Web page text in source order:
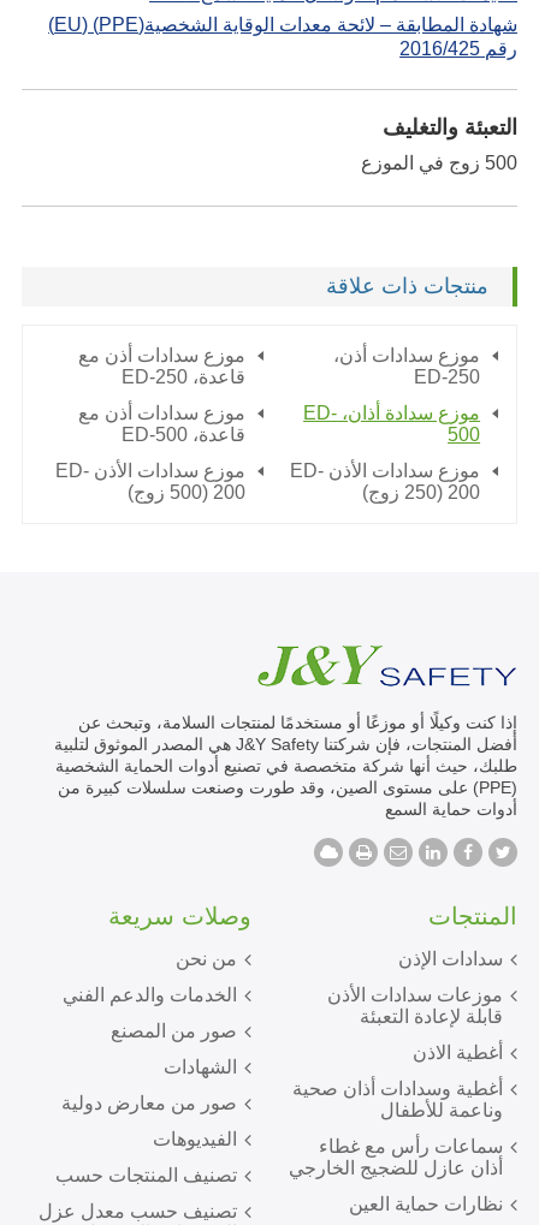
شهادة المطابقة – لائحة معدات الوقاية الشخصية(PPE) (EU)
رقم 2016/425
التعبئة والتغليف
500 زوج في الموزع
منتجات ذات علاقة
موزع سدادات أذن،
ED-250
موزع سدادات أذن مع
قاعدة، ED-250
موزع سدادة أذان، ED-
500
موزع سدادات أذن مع
قاعدة، ED-500
موزع سدادات الأذن ED-
200 (250 زوج)
موزع سدادات الأذن ED-
200 (500 زوج)
إذا كنت وكيلًا أو موزعًا أو مستخدمًا لمنتجات السلامة، وتبحث عن
أفضل المنتجات، فإن شركتنا J&Y Safety هي المصدر الموثوق لتلبية
طلبك، حيث أنها شركة متخصصة في تصنيع أدوات الحماية الشخصية
(PPE) على مستوى الصين، وقد طورت وصنعت سلسلات كبيرة من
أدوات حماية السمع
وصلات سريعة
من نحن
الخدمات والدعم الفني
صور من المصنع
الشهادات
صور من معارض دولية
الفيديوهات
تصنيف المنتجات حسب
تصنيف حسب معدل عزل
المنتجات
سدادات الإذن
موزعات سدادات الأذن
قابلة لإعادة التعبئة
أغطية الاذن
أغطية وسدادات أذان صحية
وناعمة للأطفال
سماعات رأس مع غطاء
أذان عازل للضجيج الخارجي
نظارات حماية العين